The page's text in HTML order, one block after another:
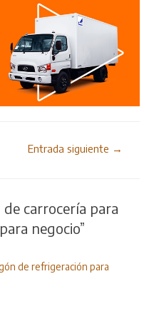
Entrada siguiente →
carrocería para
negocio”
de refrigeración para